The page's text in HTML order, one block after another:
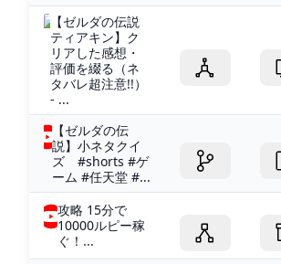
【ゼルダの伝説
ティアキン】ク
リアした感想・
評価を綴る（ネ
タバレ超注意!!）
- ...
【ゼルダの伝
説】小ネタクイ
ズ #shorts #ゲ
ーム #任天堂 #...
攻略 15分で
10000ルピー稼
ぐ！...